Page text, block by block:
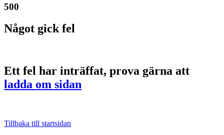
500
Något gick fel
Ett fel har inträffat, prova gärna att
ladda om sidan
Tillbaka till startsidan